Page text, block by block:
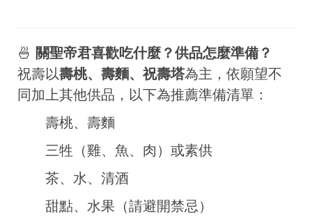
🍜 關聖帝君喜歡吃什麼？供品怎麼準備？
祝壽以壽桃、壽麵、祝壽塔為主，依願望不
同加上其他供品，以下為推薦準備清單：
壽桃、壽麵
三牲（雞、魚、肉）或素供
茶、水、清酒
甜點、水果（請避開禁忌）